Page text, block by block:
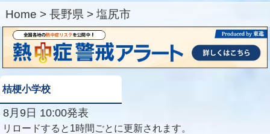
Home > 長野県 > 塩尻市
桔梗小学校
8月9日 10:00発表
リロードすると1時間ごとに更新されます。